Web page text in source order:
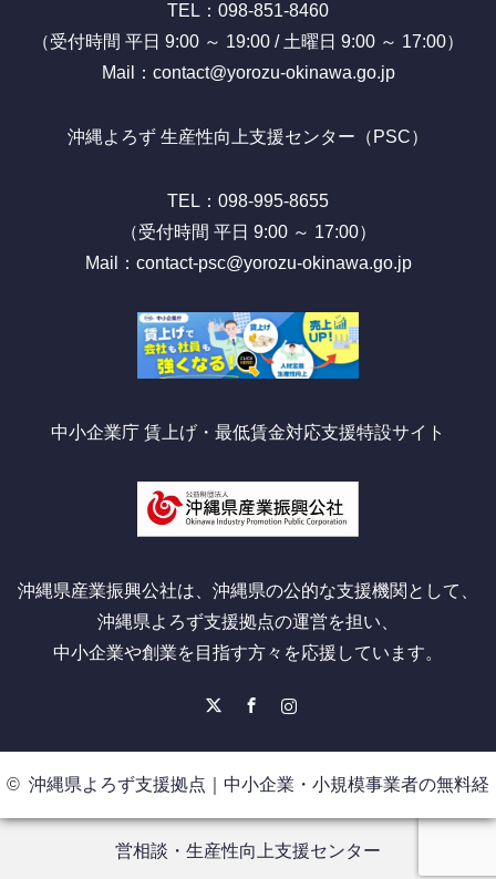
TEL：098-851-8460
（受付時間 平日 9:00 ～ 19:00 / 土曜日 9:00 ～ 17:00）
Mail：contact@yorozu-okinawa.go.jp
沖縄よろず 生産性向上支援センター（PSC）
TEL：098-995-8655
（受付時間 平日 9:00 ～ 17:00）
Mail：contact-psc@yorozu-okinawa.go.jp
中小企業庁 賃上げ・最低賃金対応支援特設サイト
沖縄県産業振興公社は、沖縄県の公的な支援機関として、
沖縄県よろず支援拠点の運営を担い、
中小企業や創業を目指す方々を応援しています。
© 沖縄県よろず支援拠点｜中小企業・小規模事業者の無料経
営相談・生産性向上支援センター